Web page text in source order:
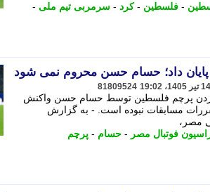
- فلسطین -کرد - سرمربی تیم ملی -
داد؛ حسام حسن محروم نمی شود
81809524
کردن پرچم فلسطین توسط حسام حسن واکنش
مسابقات نبوده است. - به گزارش
مصر،
فوتبال مصر - حسام - پرچم